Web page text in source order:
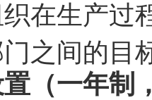
在生产过
之间的目
（一年制，